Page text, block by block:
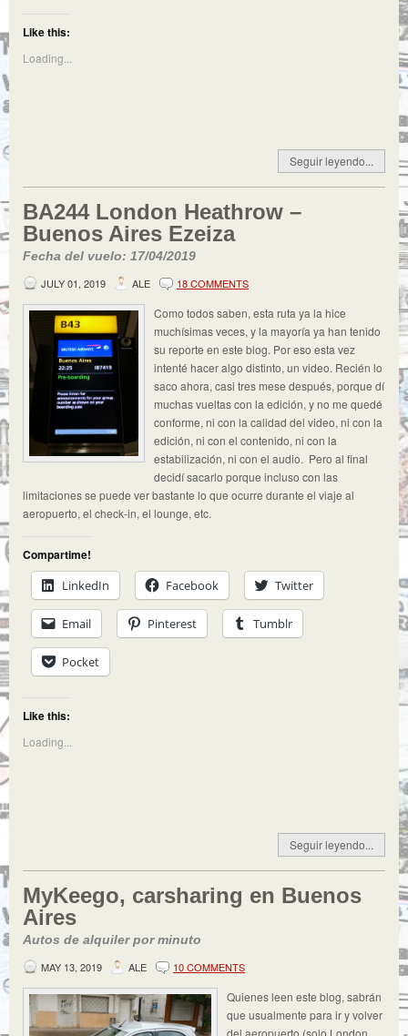
Like this:
Loading...
Seguir leyendo...
BA244 London Heathrow –
Buenos Aires Ezeiza
Fecha del vuelo: 17/04/2019
JULY 01, 2019
ALE 18 COMMENTS
Como todos saben, esta ruta ya la hice
muchísimas veces, y la mayoría ya han tenido
su reporte en este blog. Por eso esta vez
intenté hacer algo distinto, un video. Recién lo
saco ahora, casi tres mese después, porque dí
muchas vueltas con la edición, y no me quedé
conforme, ni con la calidad del video, ni con la
edición, ni con el contenido, ni con la
estabilización, ni con el audio. Pero al final
decidí sacarlo porque incluso con las
limitaciones se puede ver bastante lo que ocurre durante el viaje al
aeropuerto, el check-in, el lounge, etc.
Compartime!
LinkedIn
Facebook Twitter
Email Pinterest Tumblr
Pocket
Like this:
Loading...
Seguir leyendo...
MyKeego, carsharing en Buenos
Aires
Autos de alquiler por minuto
MAY 13, 2019
ALE 10 COMMENTS
Quienes leen este blog, sabrán
que usualmente para ir y volver
del aeropuerto (solo London